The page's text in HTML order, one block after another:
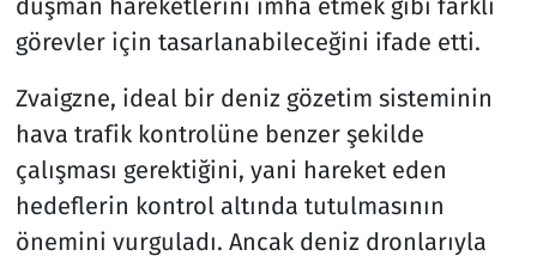
düşman hareketlerini imha etmek gibi farklı
görevler için tasarlanabileceğini ifade etti.
Zvaigzne, ideal bir deniz gözetim sisteminin
hava trafik kontrolüne benzer şekilde
çalışması gerektiğini, yani hareket eden
hedeflerin kontrol altında tutulmasının
önemini vurguladı. Ancak deniz dronlarıyla